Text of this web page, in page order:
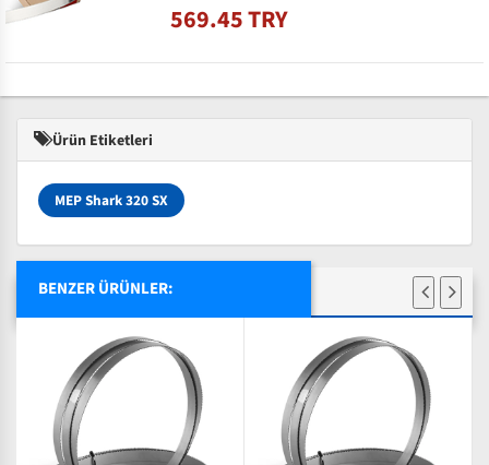
569.45 TRY
Ürün Etiketleri
MEP Shark 320 SX
BENZER ÜRÜNLER: